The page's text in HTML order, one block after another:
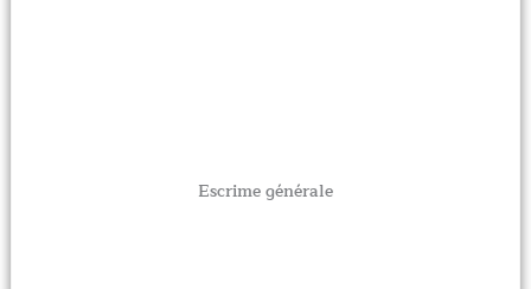
Escrime générale